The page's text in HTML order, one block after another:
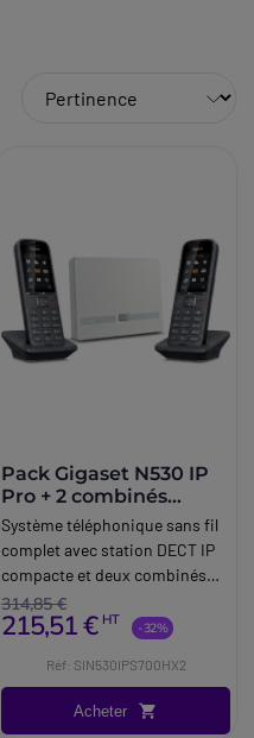
Pack Gigaset N530 IP
Pro + 2 combinés
Gigaset S700H Pro
Système téléphonique sans fil
complet avec station DECT IP
compacte et deux combinés
DECT Bluetooth, parfait pour
les petites entreprises.
314,85 €
215,51 € HT -32%
Réf: SIN530IPS700HX2
Acheter